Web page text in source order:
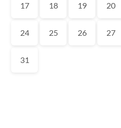
17 18 19 20
24 25 26 27
31